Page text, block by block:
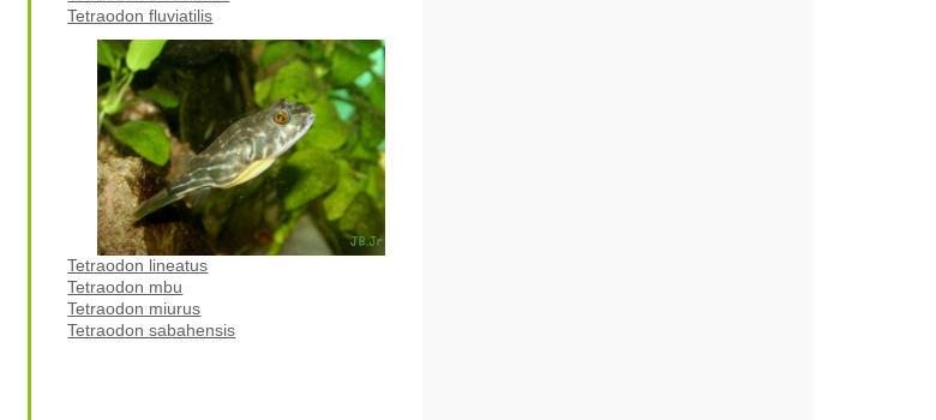
Tetraodon fluviatilis
Tetraodon lineatus
Tetraodon mbu
Tetraodon miurus
Tetraodon sabahensis